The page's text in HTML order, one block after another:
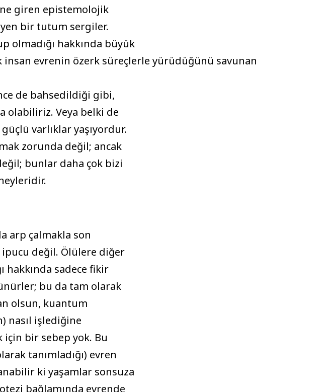
giren epistemolojik
bir tutum sergiler.
olmadığı hakkında büyük
evrenin özerk süreçlerle yürüdüğünü savunan
de bahsedildiği gibi,
olabiliriz. Veya belki de
varlıklar yaşıyordur.
zorunda değil; ancak
bunlar daha çok bizi
arp çalmakla son
ipucu değil. Ölülere diğer
hakkında sadece fikir
bu da tam olarak
olsun, kuantum
nasıl işlediğine
için bir sebep yok. Bu
tanımladığı) evren
ki yaşamlar sonsuza
bağlamında evrende